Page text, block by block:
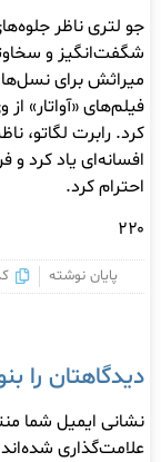
جو لتری ناظر
شگفت‌انگیز و
میراثش برای نسل‌ها
فیلم‌های «آواتار» از
کرد. رابرت لگاتو،
افسانه‌ای یاد کرد و
احترام کرد.
۲۲۰
پایان نوشته
دیدگاهتان را
نشانی ایمیل شما
علامت‌گذاری شده‌اند